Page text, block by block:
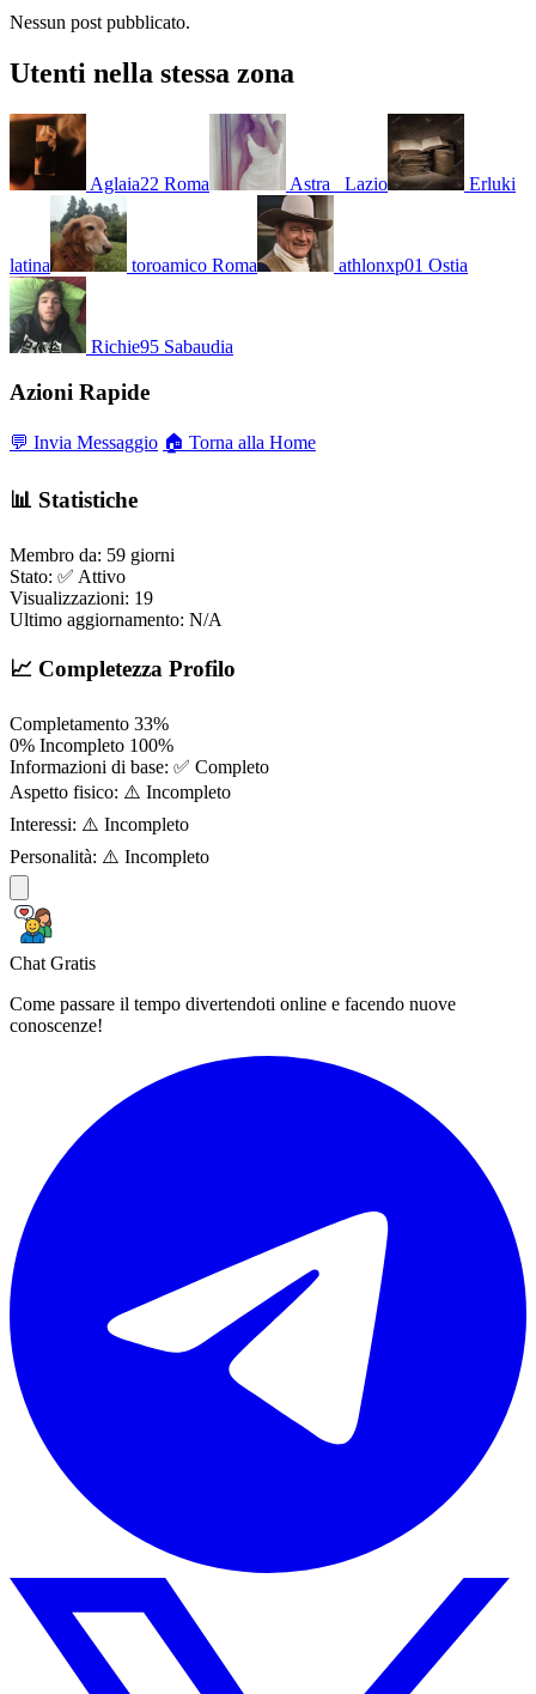
Nessun post pubblicato.
Utenti nella stessa zona
Aglaia22 Roma Astra_ Lazio Erluki
latina toroamico Roma athlonxp01 Ostia
Richie95 Sabaudia
Azioni Rapide
💬 Invia Messaggio 🏠 Torna alla Home
📊 Statistiche
Membro da: 59 giorni
Stato: ✅ Attivo
Visualizzazioni: 19
Ultimo aggiornamento: N/A
📈 Completezza Profilo
Completamento 33%
0% Incompleto 100%
Informazioni di base: ✅ Completo
Aspetto fisico: ⚠️ Incompleto
Interessi: ⚠️ Incompleto
Personalità: ⚠️ Incompleto
Chat Gratis
Come passare il tempo divertendoti online e facendo nuove
conoscenze!